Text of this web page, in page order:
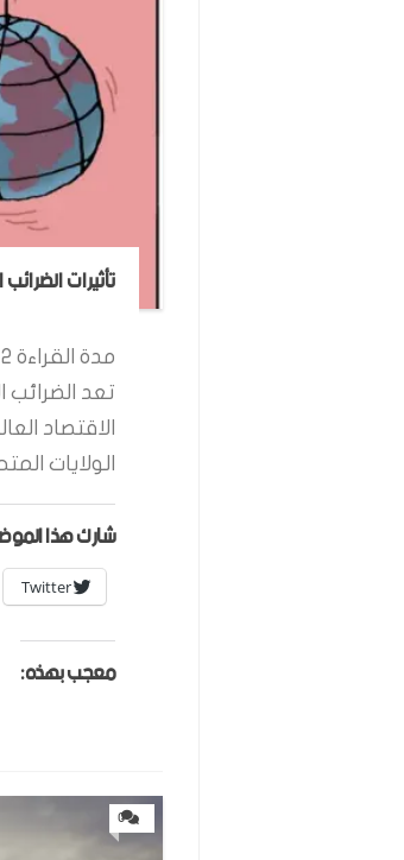
تأثيرات
مدة القراءة 2
تعد
الاقتصاد
الولايات
شارك هذا
Twitter
معجب بهذه:
0